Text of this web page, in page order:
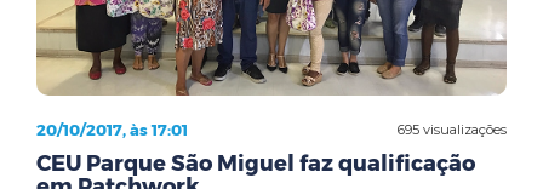
695 visualizações
20/10/2017, às 17:01
CEU Parque São Miguel faz qualificação